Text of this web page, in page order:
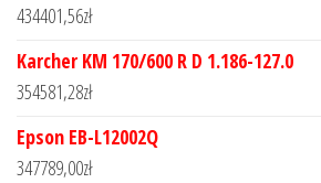
434401,56zł
Karcher KM 170/600 R D 1.186-127.0
354581,28zł
Epson EB-L12002Q
347789,00zł